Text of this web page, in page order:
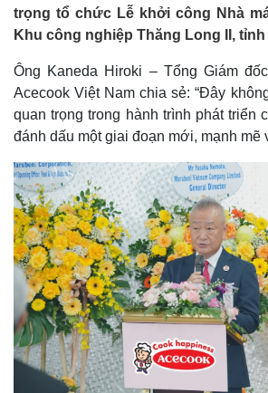
trọng tổ chức Lễ khởi công Nhà
Khu công nghiệp Thăng Long II,
Ông Kaneda Hiroki – Tổng Giám
Acecook Việt Nam chia sẻ: “Đây
quan trọng trong hành trình phát triển
đánh dấu một giai đoạn mới, mạnh mẽ